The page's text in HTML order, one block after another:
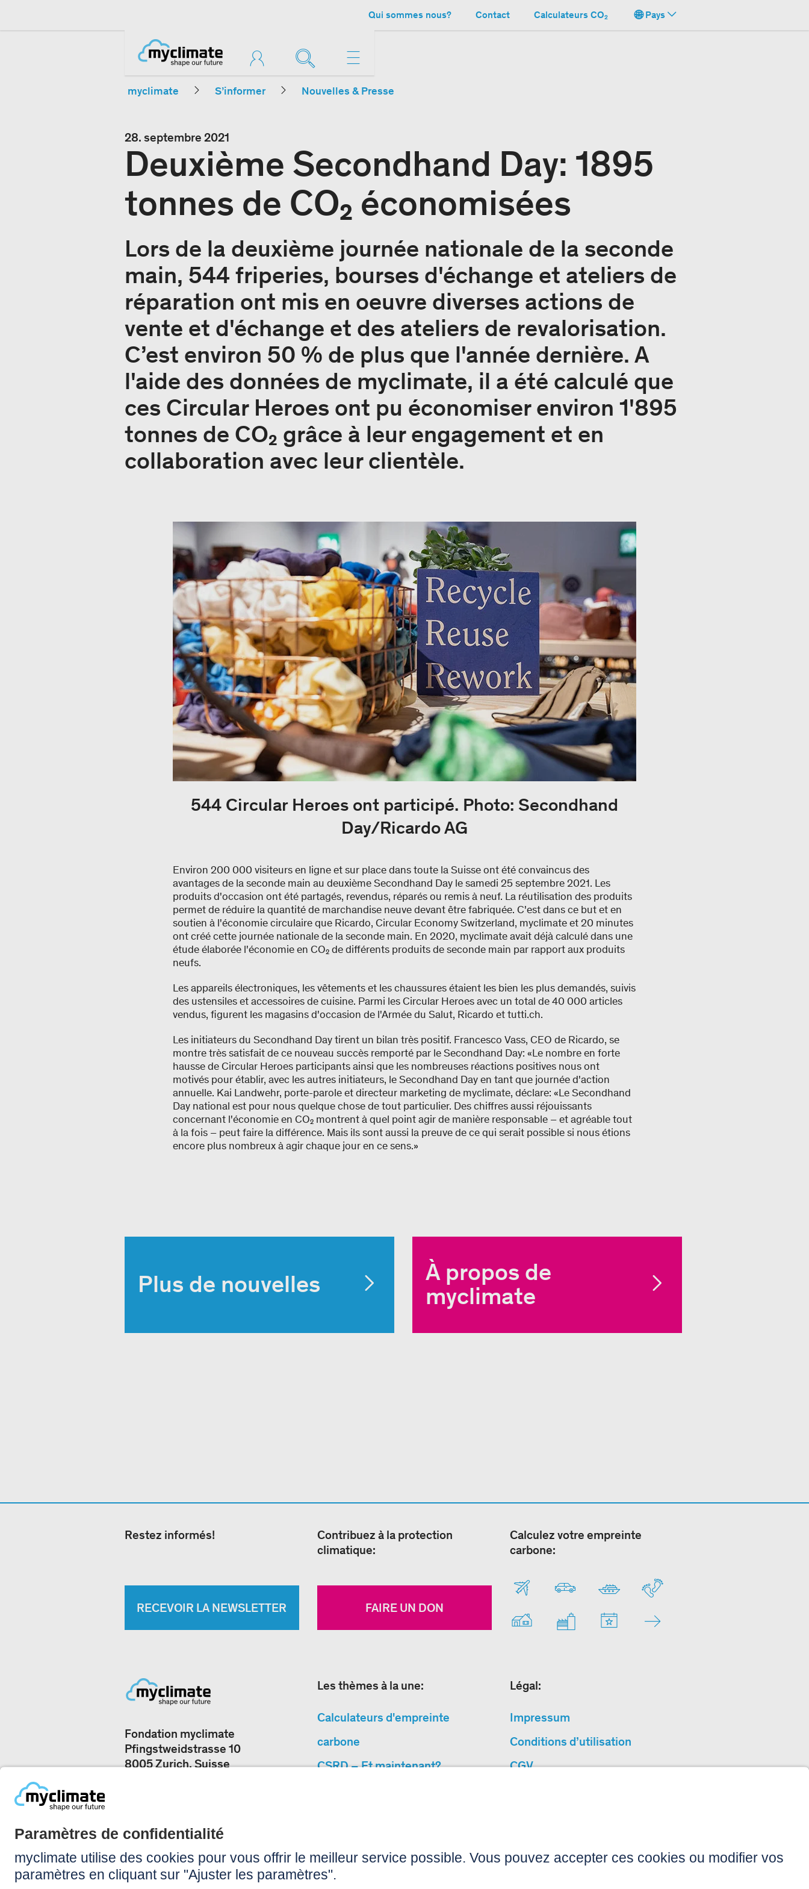
Qui sommes nous? Contact Calculateurs CO₂ Pays
myclimate S’informer Nouvelles & Presse
28. septembre 2021
Deuxième Secondhand Day: 1895
tonnes de CO₂ économisées
Lors de la deuxième journée nationale de la seconde
main, 544 friperies, bourses d'échange et ateliers de
réparation ont mis en oeuvre diverses actions de
vente et d'échange et des ateliers de revalorisation.
C’est environ 50 % de plus que l'année dernière. A
l'aide des données de myclimate, il a été calculé que
ces Circular Heroes ont pu économiser environ 1'895
tonnes de CO₂ grâce à leur engagement et en
collaboration avec leur clientèle.
544 Circular Heroes ont participé. Photo: Secondhand
Day/Ricardo AG
Environ 200 000 visiteurs en ligne et sur place dans toute la Suisse ont été convaincus des
avantages de la seconde main au deuxième Secondhand Day le samedi 25 septembre 2021. Les
produits d'occasion ont été partagés, revendus, réparés ou remis à neuf. La réutilisation des produits
permet de réduire la quantité de marchandise neuve devant être fabriquée. C'est dans ce but et en
soutien à l'économie circulaire que Ricardo, Circular Economy Switzerland, myclimate et 20 minutes
ont créé cette journée nationale de la seconde main. En 2020, myclimate avait déjà calculé dans une
étude élaborée l'économie en CO₂ de différents produits de seconde main par rapport aux produits
neufs.
Les appareils électroniques, les vêtements et les chaussures étaient les bien les plus demandés, suivis
des ustensiles et accessoires de cuisine. Parmi les Circular Heroes avec un total de 40 000 articles
vendus, figurent les magasins d'occasion de l'Armée du Salut, Ricardo et tutti.ch.
Les initiateurs du Secondhand Day tirent un bilan très positif. Francesco Vass, CEO de Ricardo, se
montre très satisfait de ce nouveau succès remporté par le Secondhand Day: «Le nombre en forte
hausse de Circular Heroes participants ainsi que les nombreuses réactions positives nous ont
motivés pour établir, avec les autres initiateurs, le Secondhand Day en tant que journée d'action
annuelle. Kai Landwehr, porte-parole et directeur marketing de myclimate, déclare: «Le Secondhand
Day national est pour nous quelque chose de tout particulier. Des chiffres aussi réjouissants
concernant l'économie en CO₂ montrent à quel point agir de manière responsable – et agréable tout
à la fois – peut faire la différence. Mais ils sont aussi la preuve de ce qui serait possible si nous étions
encore plus nombreux à agir chaque jour en ce sens.»
Plus de nouvelles
À propos de
myclimate
Restez informés!
RECEVOIR LA NEWSLETTER
Contribuez à la protection
climatique:
FAIRE UN DON
Calculez votre empreinte
carbone:
Fondation myclimate
Pfingstweidstrasse 10
8005 Zurich, Suisse
Les thèmes à la une:
Calculateurs d'empreinte
carbone
CSRD – Et maintenant?
Plan du site
Légal:
Impressum
Conditions d’utilisation
CGV